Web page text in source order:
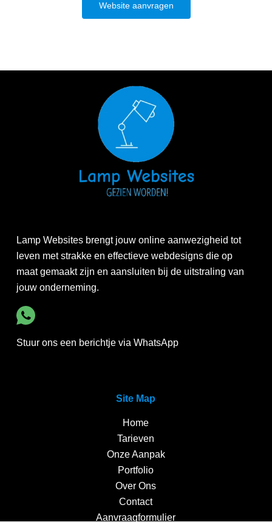
Website aanvragen
Lamp Websites brengt jouw online aanwezigheid tot
leven met strakke en effectieve webdesigns die op
maat gemaakt zijn en aansluiten bij de uitstraling van
jouw onderneming.
Stuur ons een berichtje via WhatsApp
Site Map
Home
Tarieven
Onze Aanpak
Portfolio
Over Ons
Contact
Aanvraagformulier